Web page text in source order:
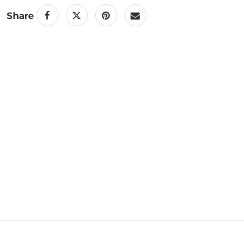
Share